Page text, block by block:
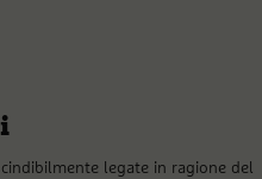
legate in ragione del